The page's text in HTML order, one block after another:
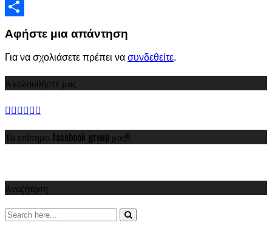
Viber
Αφήστε μια απάντηση
Για να σχολιάσετε πρέπει να συνδεθείτε.
Ακολουθήστε μας
Το επίσημο facebook group μας!!
Αναζήτηση